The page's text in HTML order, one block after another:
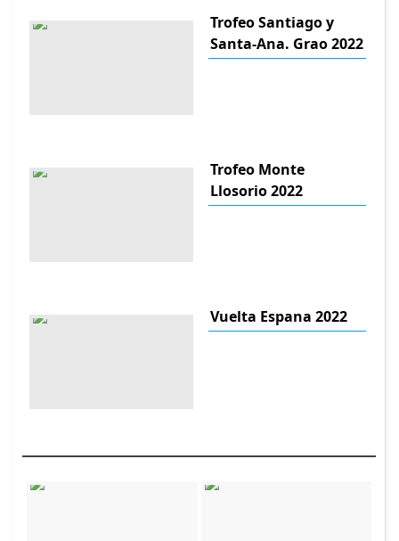
Trofeo Santiago y
Santa-Ana. Grao 2022
Trofeo Monte
Llosorio 2022
Vuelta Espana 2022